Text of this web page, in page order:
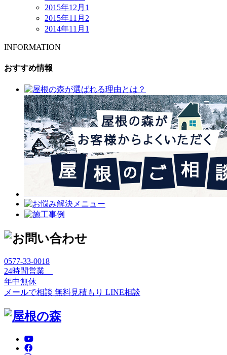
2015年12月 1
2015年11月 2
2014年11月 1
INFORMATION
おすすめ情報
0577-33-0018
24時間営業
年中無休
メールで相談 無料見積もり LINE相談